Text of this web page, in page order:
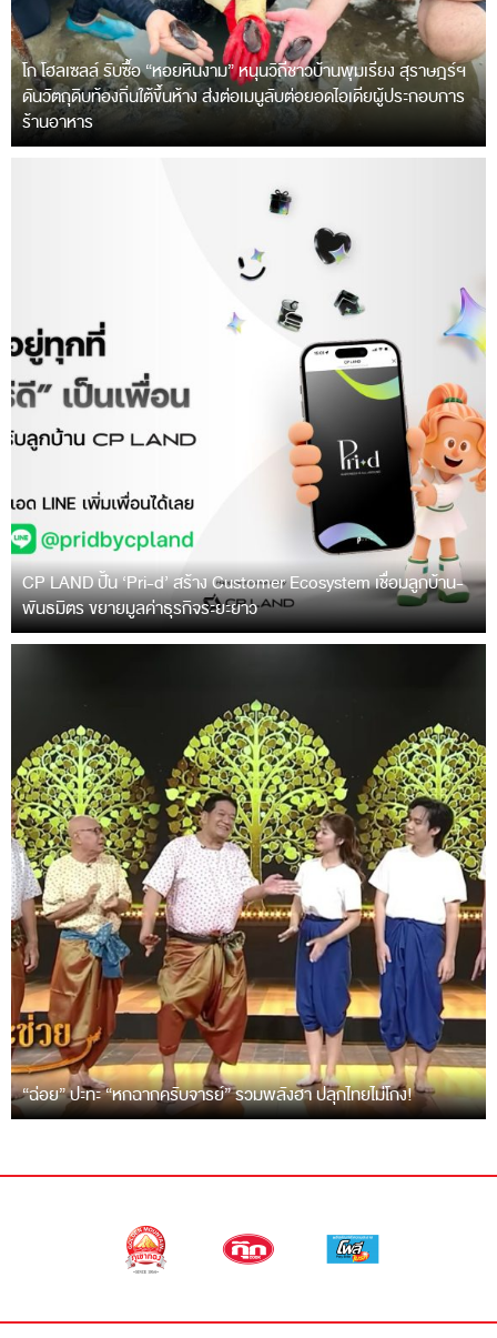
โก โฮลเซลล์ รับซื้อ “หอยหินงาม” หนุนวิถีชาวบ้านพุมเรียง สุราษฎร์ฯ
ดันวัตถุดิบท้องถิ่นใต้ขึ้นห้าง ส่งต่อเมนูลับต่อยอดไอเดียผู้ประกอบการ
ร้านอาหาร
CP LAND ปั้น ‘Pri-d’ สร้าง Customer Ecosystem เชื่อมลูกบ้าน-
พันธมิตร ขยายมูลค่าธุรกิจระยะยาว
“ฉ่อย” ปะทะ “หกฉากครับจารย์” รวมพลังฮา ปลุกไทยไม่โกง!